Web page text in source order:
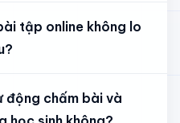
tập online không lo
chấm bài và